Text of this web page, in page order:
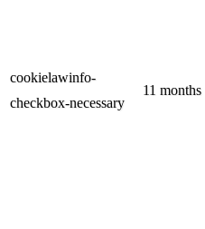
cookielawinfo-
checkbox-necessary
11 months